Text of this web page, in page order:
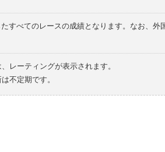
すべてのレースの成績となります。なお、外
レーティングが表示されます。
不定期です。